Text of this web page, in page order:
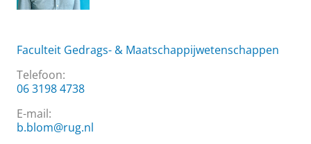
Faculteit Gedrags- & Maatschappijwetenschappen
Telefoon:
06 3198 4738
E-mail:
b.blom@rug.nl